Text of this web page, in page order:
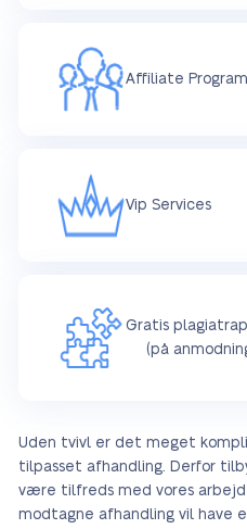
Affiliate Program
Vip Services
Gratis
(på
Uden tvivl er det meget
tilpasset afhandling. Derfor
være tilfreds med vores
modtagne afhandling vil have